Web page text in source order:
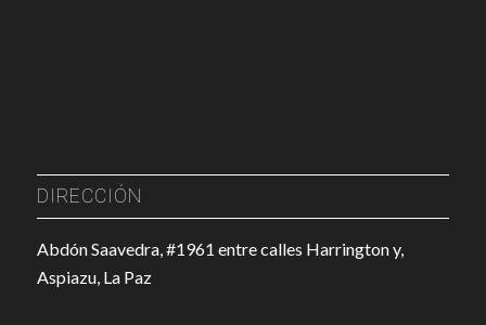
DIRECCIÓN
Abdón Saavedra, #1961 entre calles Harrington y,
Aspiazu, La Paz